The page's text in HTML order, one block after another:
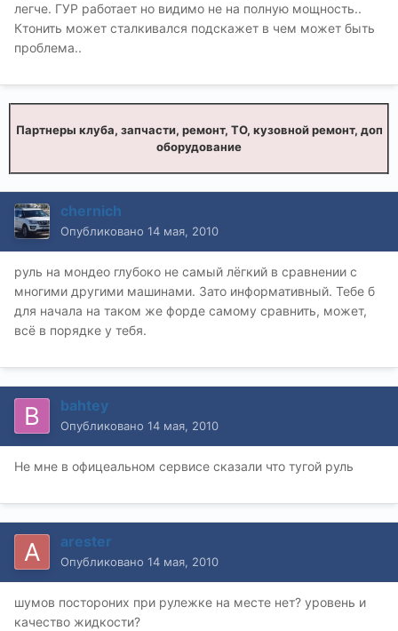
легче. ГУР работает но видимо не на полную мощность..
Ктонить может сталкивался подскажет в чем может быть
проблема..
Партнеры клуба, запчасти, ремонт, ТО, кузовной ремонт, доп
оборудование
chernich
Опубликовано 14 мая, 2010
руль на мондео глубоко не самый лёгкий в сравнении с
многими другими машинами. Зато информативный. Тебе б
для начала на таком же форде самому сравнить, может,
всё в порядке у тебя.
bahtey
Опубликовано 14 мая, 2010
Не мне в офицеальном сервисе сказали что тугой руль
arester
Опубликовано 14 мая, 2010
шумов постороних при рулежке на месте нет? уровень и
качество жидкости?